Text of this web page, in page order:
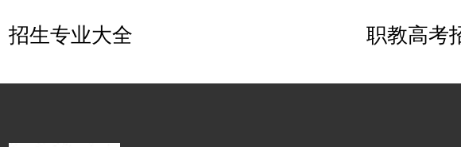
招生专业大全 职教高考